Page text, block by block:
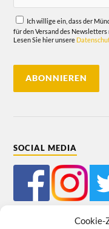
Cookie-
Ich willige ein, dass der
für den Versand des Newsletters
Lesen Sie hier unsere
SOCIAL MEDIA